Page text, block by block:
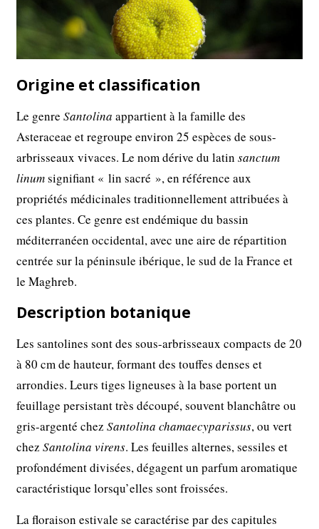
Origine et classification
Le genreSantolina appartient à la famille des
Asteraceae et regroupe environ 25 espèces de sous-
arbrisseaux vivaces. Le nom dérive du latinsanctum
linumsignifiant « lin sacré », en référence aux
propriétés médicinales traditionnellement attribuées à
ces plantes. Ce genre est endémique du bassin
méditerranéen occidental, avec une aire de répartition
centrée sur la péninsule ibérique, le sud de la France et
le Maghreb.
Description botanique
Les santolines sont des sous-arbrisseaux compacts de 20
à 80 cm de hauteur, formant des touffes denses et
arrondies. Leurs tiges ligneuses à la base portent un
feuillage persistant très découpé, souvent blanchâtre ou
gris-argenté chezSantolina chamaecyparissus, ou vert
chezSantolina virens. Les feuilles alternes, sessiles et
profondément divisées, dégagent un parfum aromatique
caractéristique lorsqu’elles sont froissées.
La floraison estivale se caractérise par des capitules